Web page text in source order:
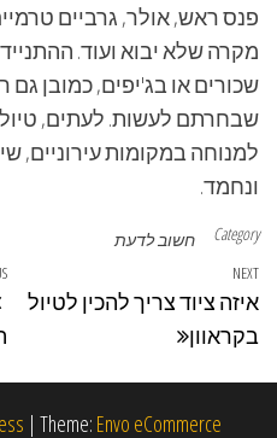
פנס ראש, אולר, גרביים
מקרה שלא יבוא ועוד.
שכורים או בג'יפים, כמובן
שבחרתם לעשות. לעתים,
למנוחה במקומות עירוניים,
ונחמד.
Category חשוב לדעת
ניווט
Next Post
NEXT
איזה ציוד צריך להכין לטיול
בקראוון
| Theme: Envo eCommerce